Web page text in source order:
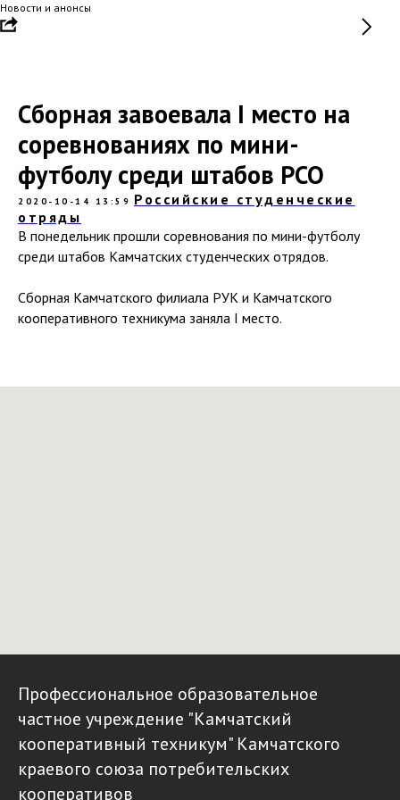
Новости и анонсы
Сборная завоевала I место на
соревнованиях по мини-
футболу среди штабов РСО
2020-10-14 13:59 Российские студенческие
отряды
В понедельник прошли соревнования по мини-футболу
среди штабов Камчатских студенческих отрядов.
Сборная Камчатского филиала РУК и Камчатского
кооперативного техникума заняла I место.
Профессиональное образовательное
частное учреждение "Камчатский
кооперативный техникум" Камчатского
краевого союза потребительских
кооперативов